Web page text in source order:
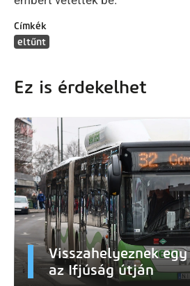
Címkék
eltűnt
Ez is érdekelhet
Visszahelyeznek
az Ifjúság útján